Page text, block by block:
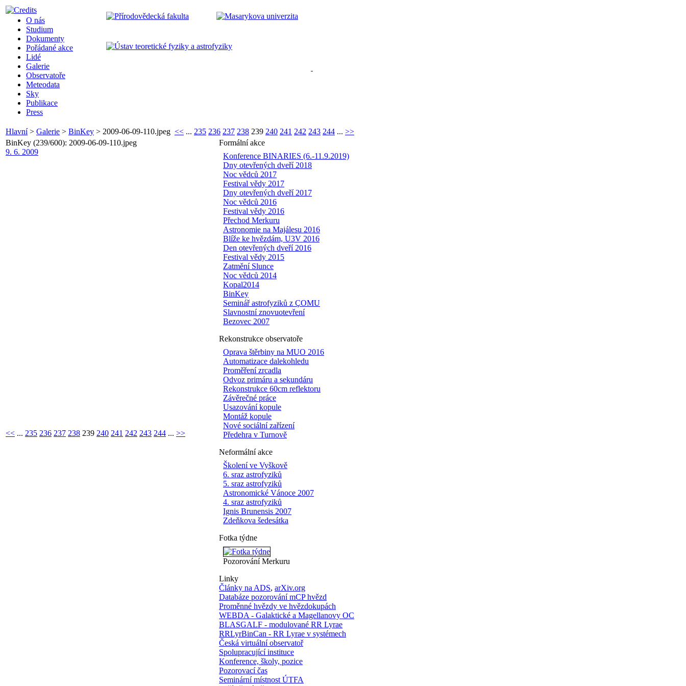
O nás
Studium
Dokumenty
Pořádané akce
Lidé
Galerie
Observatoře
Meteodata
Sky
Publikace
Press
Hlavní> Galerie > BinKey > 2009-06-09-110.jpeg << ... 235 236 237 238 239 240 241 242 243 244 ... >>
Formální akce
Konference BINARIES (6.-11.9.2019)
Dny otevřených dveří 2018
Noc vědců 2017
Festival vědy 2017
Dny otevřených dveří 2017
Noc vědců 2016
Festival vědy 2016
Přechod Merkuru
Astronomie na Majálesu 2016
Blíže ke hvězdám, U3V 2016
Den otevřených dveří 2016
Festival vědy 2015
Zatmění Slunce
Noc vědců 2014
Kopal2014
BinKey
Seminář astrofyziků z ÇOMU
Slavnostní znovuotevření
Bezovec 2007
Rekonstrukce observatoře
Oprava štěrbiny na MUO 2016
Automatizace dalekohledu
Proměření zrcadla
Odvoz primáru a sekundáru
Rekonstrukce 60cm reflektoru
Závěrečné práce
Usazování kopule
Montáž kopule
Nové sociální zařízení
Předehra v Turnově
Neformální akce
Školení ve Vyškově
6. sraz astrofyziků
5. sraz astrofyziků
Astronomické Vánoce 2007
4. sraz astrofyziků
Ignis Brunensis 2007
Zdeňkova šedesátka
Fotka týdne
Pozorování Merkuru
Linky
Články na ADS, arXiv.org
Databáze pozorování mCP hvězd
Proměnné hvězdy ve hvězdokupách
WEBDA - Galaktické a Magellanovy OC
BLASGALF - modulované RR Lyrae
RRLyrBinCan - RR Lyrae v systémech
Česká virtuální observatoř
Spolupracující instituce
Konference, školy, pozice
Pozorovací čas
Seminární místnost ÚTFA
BinKey (239/600): 2009-06-09-110.jpeg
9. 6. 2009
<< ... 235 236 237 238 239 240 241 242 243 244 ... >>